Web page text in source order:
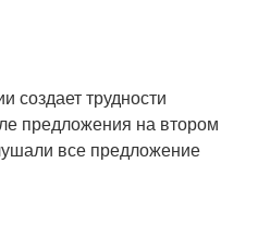
создает трудности
предложения на втором
все предложение